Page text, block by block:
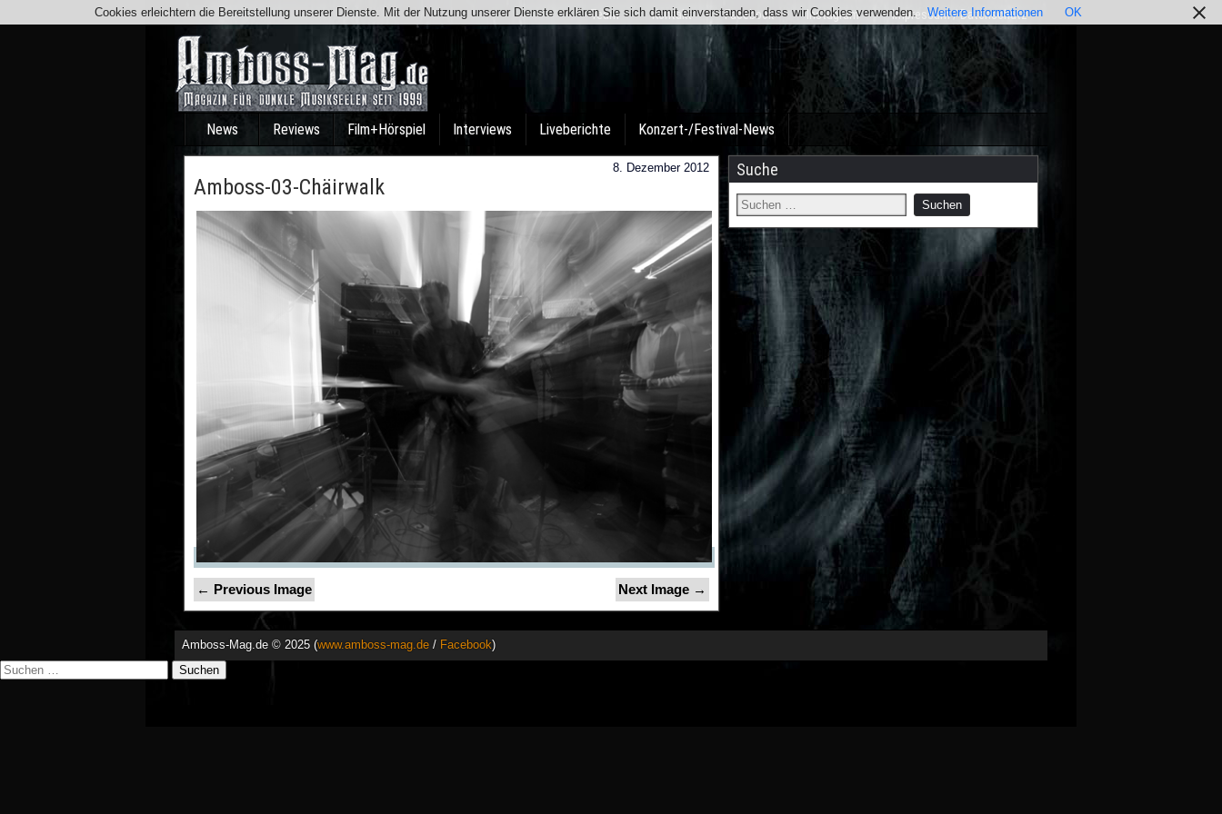
Team Kontakt Facebook Instagram Impressum / Datenschutz
News Reviews Film+Hörspiel Interviews Liveberichte Konzert-/Festival-News
8. Dezember 2012
Amboss-03-Chäirwalk
← Previous Image Next Image →
Suche
Amboss-Mag.de © 2025 (www.amboss-mag.de / Facebook)
Cookies erleichtern die Bereitstellung unserer Dienste. Mit der Nutzung unserer Dienste erklären Sie sich damit einverstanden, dass wir Cookies verwenden. Weitere Informationen OK